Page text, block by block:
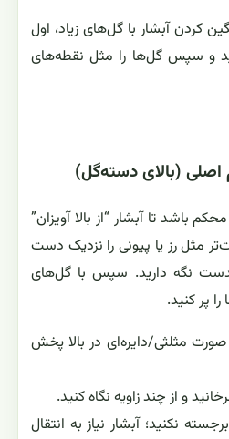
کردن آبشار با گل‌های زیاد، اول
و سپس گل‌ها را مثل نقطه‌های
باشد تا آبشار “از بالا آویزان”
مثل رز یا پیونی را نزدیک دست
نگه دارید. سپس با گل‌های
پر کنید.
مثلثی/دایره‌ای در بالا پخش
و از چند زاویه نگاه کنید.
نکنید؛ آبشار نیاز به انتقال